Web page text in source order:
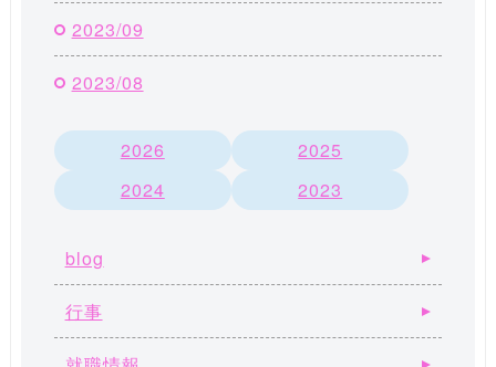
2023/09
2023/08
2026
2025
2024
2023
blog
行事